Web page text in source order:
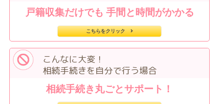
戸籍収集だけでも 手間と時間がかかる
こちらをクリック
こんなに大変！
相続手続きを自分で行う場合
相続手続き丸ごとサポート！